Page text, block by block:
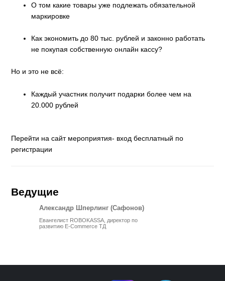
О том какие товары уже подлежать обязательной
маркировке
Как экономить до 80 тыс. рублей и законно работать
не покупая собственную онлайн кассу?
Но и это не всё:
Каждый участник получит подарки более чем на
20.000 рублей
Перейти на сайт мероприятия- вход бесплатный по
регистрации
Ведущие
Александр Шперлинг (Сафонов)
Евангелист ROBOKASSA, директор по
развитию E-Commerce ТД